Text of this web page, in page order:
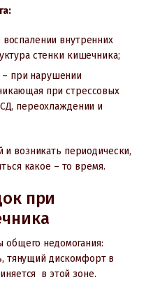
внутренних
стенки кишечника;
при нарушении
при стрессовых
переохлаждении и
возникать периодически,
какое – то время.
при
общего недомогания:
тянущий дискомфорт в
в этой зоне.